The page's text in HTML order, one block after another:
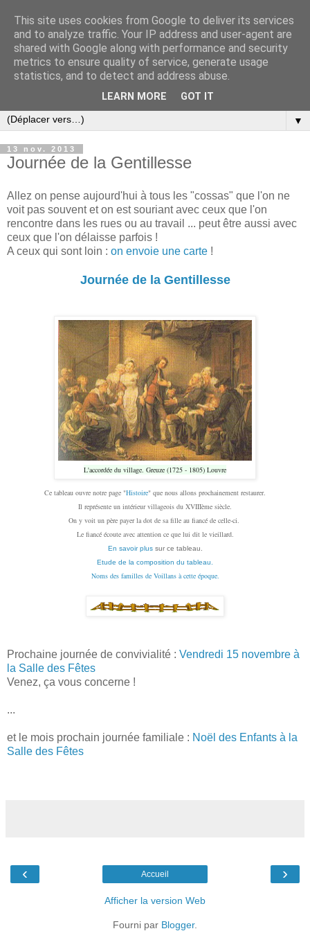
▼
13 nov. 2013
Journée de la Gentillesse
Allez on pense aujourd'hui à tous les "cossas" que l'on ne
voit pas souvent et on est souriant avec ceux que l'on
rencontre dans les rues ou au travail ... peut être aussi avec
ceux que l'on délaisse parfois !
A ceux qui sont loin : on envoie une carte !
Journée de la Gentillesse
L'accordée du village. Greuze (1725 - 1805) Louvre
Ce tableau ouvre notre page "Histoire" que nous allons prochainement restaurer.
Il représente un intérieur villageois du XVIIIème siècle.
On y voit un père payer la dot de sa fille au fiancé de celle-ci.
Le fiancé écoute avec attention ce que lui dit le vieillard.
En savoir plussur ce tableau.
Etude de la composition du tableau.
Noms des familles de Voillans à cette époque.
Prochaine journée de convivialité : Vendredi 15 novembre à
la Salle des Fêtes
Venez, ça vous concerne !
...
et le mois prochain journée familiale : Noël des Enfants à la
Salle des Fêtes
‹ ›
Accueil
Afficher la version Web
Fourni par Blogger.
This site uses cookies from Google to deliver its services
and to analyze traffic. Your IP address and user-agent are
shared with Google along with performance and security
metrics to ensure quality of service, generate usage
statistics, and to detect and address abuse.
LEARN MORE GOT IT